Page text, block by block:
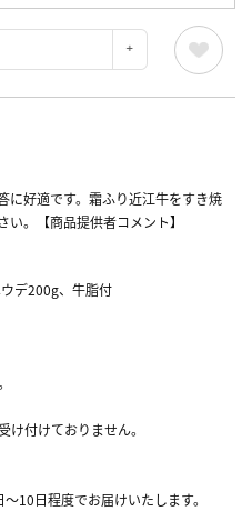
に好適です。霜ふり近江牛をすき焼
。【商品提供者コメント】
デ200g、牛脂付
付けておりません。
10日程度でお届けいたします。